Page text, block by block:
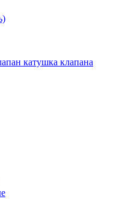
катушка клапана